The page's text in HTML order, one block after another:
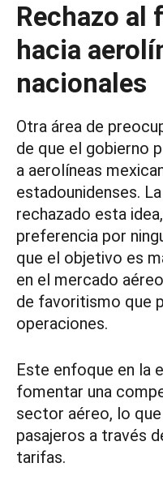
Rechazo
hacia
nacionales
Otra área de
de que el gobierno
a aerolíneas
estadounidenses.
rechazado esta
preferencia por
que el objetivo es
en el mercado
de favoritismo que
operaciones.
Este enfoque en la
fomentar una
sector aéreo, lo
pasajeros a través
tarifas.